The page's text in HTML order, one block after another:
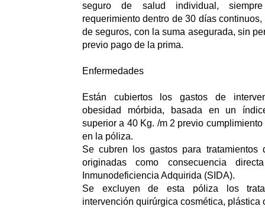
seguro de salud individual,
requerimiento dentro de 30 días
de seguros, con la suma asegurada, sin
previo pago de la prima.
Enfermedades
Están cubiertos los gastos de
obesidad mórbida, basada en un
superior a 40 Kg. /m 2 previo
en la póliza.
Se cubren los gastos para tratamientos
originadas como consecuencia
Inmunodeficiencia Adquirida (SIDA).
Se excluyen de esta póliza los
intervención quirúrgica cosmética, plástica